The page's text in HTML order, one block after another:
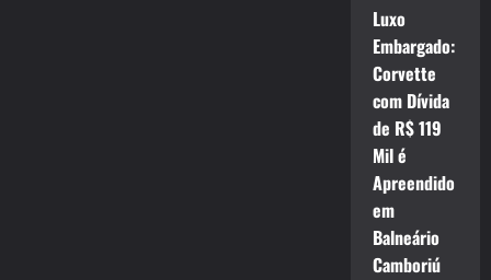
Luxo
Embargado:
Corvette
com Dívida
de R$ 119
Mil é
Apreendido
em
Balneário
Camboriú